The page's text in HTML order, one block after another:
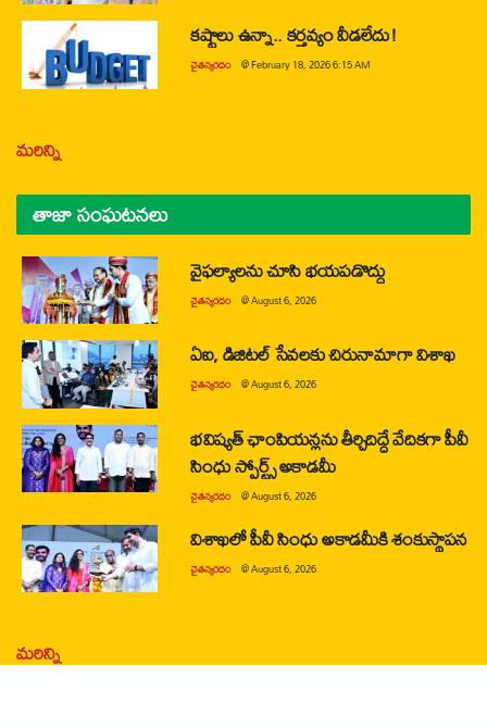
కష్టాలు ఉన్నా.. కర్తవ్యం వీడలేదు!
చైతన్యరధం @February 18, 2026 6:15 AM
మరిన్ని
తాజా సంఘటనలు
వైఫల్యాలను చూసి భయపడొద్దు
చైతన్యరధం @August 6, 2026
ఏఐ, డిజిటల్ సేవలకు చిరునామాగా విశాఖ
చైతన్యరధం @August 6, 2026
భవిష్యత్ ఛాంపియన్లను తీర్చిదిద్దే వేదికగా పీవీ
సింధు స్పోర్ట్స్ అకాడమీ
చైతన్యరధం @August 6, 2026
విశాఖలో పీవీ సింధు అకాడమీకి శంకుస్థాపన
చైతన్యరధం @August 6, 2026
మరిన్ని